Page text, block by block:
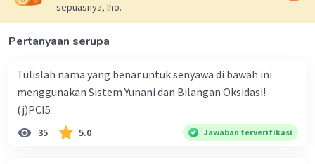
sepuasnya, lho.
Pertanyaan serupa
Tulislah nama yang benar untuk senyawa di bawah ini
menggunakan Sistem Yunani dan Bilangan Oksidasi!
(j)PCI5
35 5.0 Jawaban terverifikasi